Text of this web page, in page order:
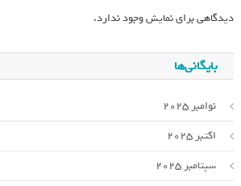
دیدگاهی برای نمایش وجود ندارد.
بایگانی‌ها
نوامبر 2025
اکتبر 2025
سپتامبر 2025